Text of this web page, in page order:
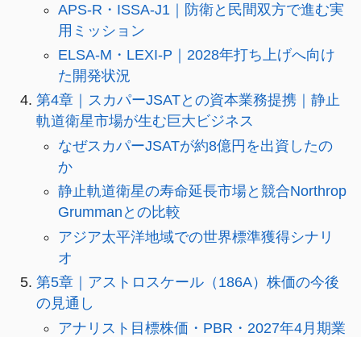
APS-R・ISSA-J1｜防衛と民間双方で進む実
用ミッション
ELSA-M・LEXI-P｜2028年打ち上げへ向け
た開発状況
第4章｜スカパーJSATとの資本業務提携｜静止
軌道衛星市場が生む巨大ビジネス
なぜスカパーJSATが約8億円を出資したの
か
静止軌道衛星の寿命延長市場と競合Northrop
Grummanとの比較
アジア太平洋地域での世界標準獲得シナリ
オ
第5章｜アストロスケール（186A）株価の今後
の見通し
アナリスト目標株価・PBR・2027年4月期業